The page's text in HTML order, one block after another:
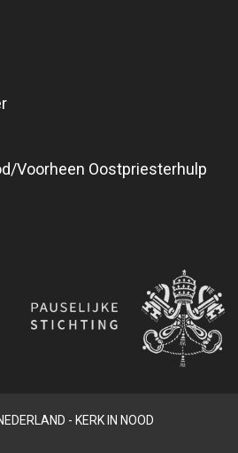
Voorheen Oostpriesterhulp
- KERK IN NOOD